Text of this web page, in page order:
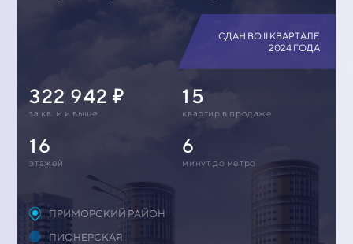
СДАН ВО II КВАРТАЛЕ
2024 ГОДА
322 942
за кв. м и выше
15
квартир в продаже
16
этажей
6
минут до метро
ПРИМОРСКИЙ РАЙОН
ПИОНЕРСКАЯ